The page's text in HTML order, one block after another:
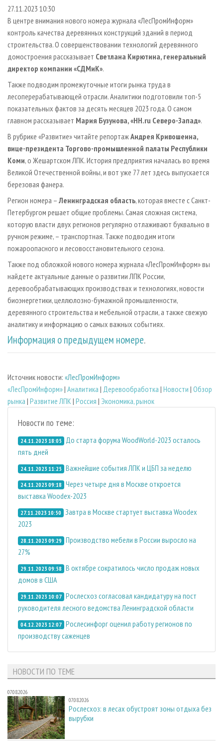
СУШКА ДРЕВЕСИНЫ
ПРОИЗВОДСТВО ДРЕВЕСНЫХ ПЛИТ
ДЕРЕВЯННОЕ ДОМОСТРОЕНИЕ
ПРОИЗВОДСТВО МЕБЕЛИ
БИОЭНЕРГЕТИКА
ЦБП
ИНСТРУМЕНТ И МАТЕРИАЛЫ
ПЕРСОНЫ
МОБИЛЬНЫЕ ВЫСТАВКИ
ОФИЦИАЛЬНЫЕ ДЕЛЕГАЦИИ
ПРИОРИТЕТНЫЕ ИНВЕСТПРОЕКТЫ
RUSSIAN FORESTRY REVIEW
ГАЗЕТА ЛЕСПРОМФОРУМ
БИБЛИОТЕКА СПЕЦИАЛИСТА
КОНТАКТЫ
РЕКЛАМА
РЕКЛАМА НА САЙТЕ
27.11.2023 10:30
В центре внимания нового номера журнала «ЛесПромИнформ»
контроль качества деревянных конструкций зданий в период
строительства. О совершенствовании технологий деревянного
домостроения рассказывает Светлана Кирютина, генеральный
директор компании «СДМиК».
Также подводим промежуточные итоги рынка труда в
лесоперерабатывающей отрасли. Аналитики подготовили топ-5
показательных фактов за десять месяцев 2023 года. О самом
главном рассказывает Мария Бузунова, «HH.ru Северо-Запад».
В рубрике «Развитие» читайте репортажАндрея Кривошеина,
вице-президента Торгово-промышленной палаты Республики
Коми, о Жешартском ЛПК. История предприятия началась во время
Великой Отечественной войны, и вот уже 77 лет здесь выпускается
березовая фанера.
Регион номера – Ленинградская область, которая вместе с Санкт-
Петербургом решает общие проблемы. Самая сложная система,
которую власти двух регионов регулярно отлаживают буквально в
ручном режиме, – транспортная. Также подводим итоги
пожароопасного и лесовосстановительного сезона.
Также под обложкой нового номера журнала «ЛесПромИнформ» вы
найдете актуальные данные о развитии ЛПК России,
деревообрабатывающих производствах и технологиях, новости
биоэнергетики, целлюлозно-бумажной промышленности,
деревянного строительства и мебельной отрасли, а также свежую
аналитику и информацию о самых важных событиях.
Информация о предыдущем номере.
Источник новости: «ЛесПромИнформ»
«ЛесПромИнформ»| Аналитика | Деревообработка | Новости | Обзор
рынка | Развитие ЛПК | Россия | Экономика, рынок
Новости по теме:
24.11.2023 18:05
До старта форума WoodWorld-2023 осталось
пять дней
24.11.2023 11:25 Важнейшие события ЛПК и ЦБП за неделю
24.11.2023 09:18 Через четыре дня в Москве откроется
выставка Woodex-2023
27.11.2023 10:50 Завтра в Москве стартует выставка Woodex
2023
28.11.2023 09:29 Производство мебели в России выросло на
27%
29.11.2023 09:58 В октябре сократилось число продаж новых
домов в США
29.11.2023 10:07 Рослесхоз согласовал кандидатуру на пост
руководителя лесного ведомства Ленинградской области
04.12.2023 12:07 Рослесинфорг оценил работу регионов по
производству саженцев
НОВОСТИ ПО ТЕМЕ
07.08.2026
07.08.2026
Рослесхоз: в лесах обустроят зоны отдыха без
вырубки